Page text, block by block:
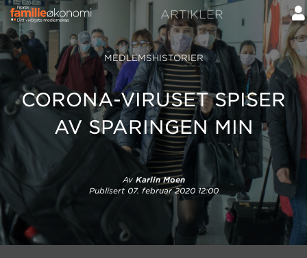
ARTIKLER
MEDLEMSHISTORIER
CORONA-VIRUSET SPISER
AV SPARINGEN MIN
Av Karlin Moen
Publisert 07. februar 2020 12:00